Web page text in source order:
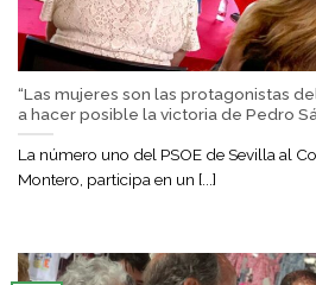
“Las mujeres son las protagonistas
a hacer posible la victoria de Pedro
La número uno del PSOE de Sevilla al
Montero, participa en un [...]